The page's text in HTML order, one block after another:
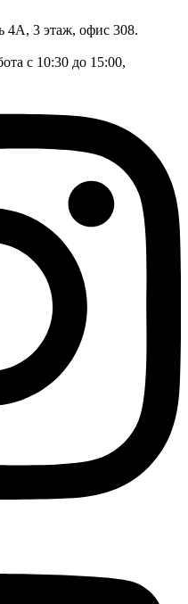
4А, 3 этаж, офис 308.
с 10:30 до 15:00,